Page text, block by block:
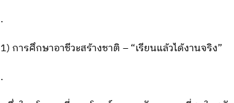
.
1) การศึกษาอาชีวะสร้างชาติ – “เรียนแล้วได้งานจริง”
.